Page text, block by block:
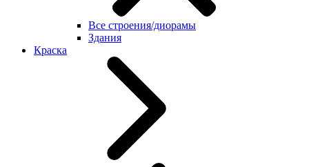
Все строения/диорамы
Здания
Краска